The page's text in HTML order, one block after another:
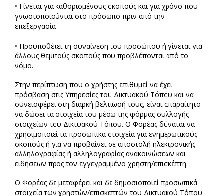
• Γίνεται για καθορισμένους σκοπούς και για χρόνο που
γνωστοποιούνται στο πρόσωπο πριν από την
επεξεργασία.
• Προϋποθέτει τη συναίνεση του προσώπου ή γίνεται για
άλλους θεμιτούς σκοπούς που προβλέπονται από το
νόμο.
Στην περίπτωση που ο χρήστης επιθυμεί να έχει
πρόσβαση στις Υπηρεσίες του Δικτυακού Τόπου και να
συνεισφέρει στη διαρκή βελτίωσή τους, είναι απαραίτητο
να δώσει τα στοιχεία του μέσω της φόρμας συλλογής
στοιχείων του Δικτυακού Τόπου. Ο Φορέας δύναται να
χρησιμοποιεί τα προσωπικά στοιχεία για ενημερωτικούς
σκοπούς ή για να προβαίνει σε αποστολή ηλεκτρονικής
αλληλογραφίας ή αλληλογραφίας ανακοινώσεων και
ειδήσεων προς τον εγγεγραμμένο χρήστη/επισκέπτη.
Ο Φορέας δε μεταφέρει και δε δημοσιοποιεί προσωπικά
στοιχεία των χρηστών/επισκεπτών του Δικτυακού Τόπου